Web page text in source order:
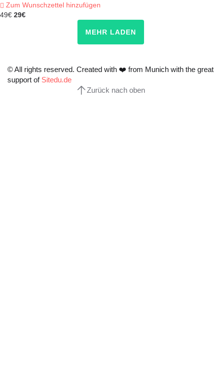
Zum Wunschzettel hinzufügen
49€ 29€
MEHR LADEN
© All rights reserved. Created with ❤️ from Munich with the great
support of Sitedu.de
Zurück nach oben